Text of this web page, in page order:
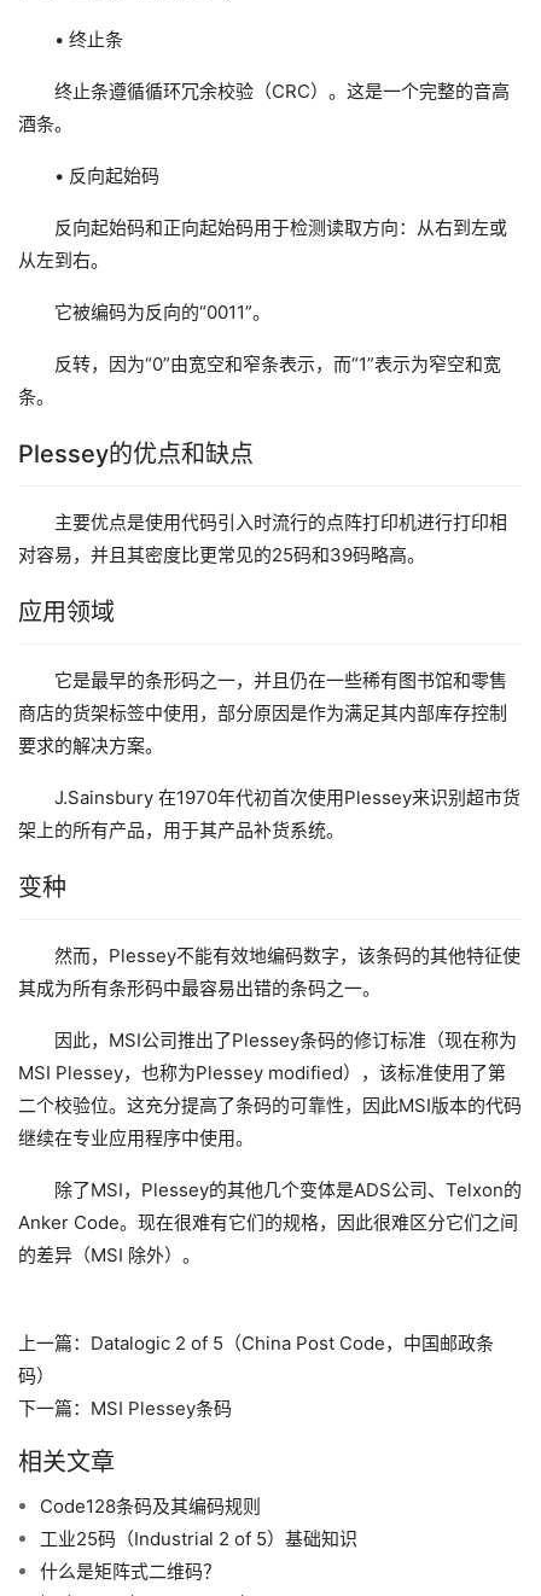
• 终止条
终止条遵循循环冗余校验（CRC）。这是一个完整的音高
酒条。
• 反向起始码
反向起始码和正向起始码用于检测读取方向：从右到左或
从左到右。
它被编码为反向的“0011”。
反转，因为“0”由宽空和窄条表示，而“1”表示为窄空和宽
条。
Plessey的优点和缺点
主要优点是使用代码引入时流行的点阵打印机进行打印相
对容易，并且其密度比更常见的25码和39码略高。
应用领域
它是最早的条形码之一，并且仍在一些稀有图书馆和零售
商店的货架标签中使用，部分原因是作为满足其内部库存控制
要求的解决方案。
J.Sainsbury 在1970年代初首次使用Plessey来识别超市货
架上的所有产品，用于其产品补货系统。
变种
然而，Plessey不能有效地编码数字，该条码的其他特征使
其成为所有条形码中最容易出错的条码之一。
因此，MSI公司推出了Plessey条码的修订标准（现在称为
MSI Plessey，也称为Plessey modified），该标准使用了第
二个校验位。这充分提高了条码的可靠性，因此MSI版本的代码
继续在专业应用程序中使用。
除了MSI，Plessey的其他几个变体是ADS公司、Telxon的
Anker Code。现在很难有它们的规格，因此很难区分它们之间
的差异（MSI 除外）。
上一篇： Datalogic 2 of 5（China Post Code，中国邮政条
码）
下一篇： MSI Plessey条码
相关文章
Code128条码及其编码规则
工业25码（Industrial 2 of 5）基础知识
什么是矩阵式二维码？